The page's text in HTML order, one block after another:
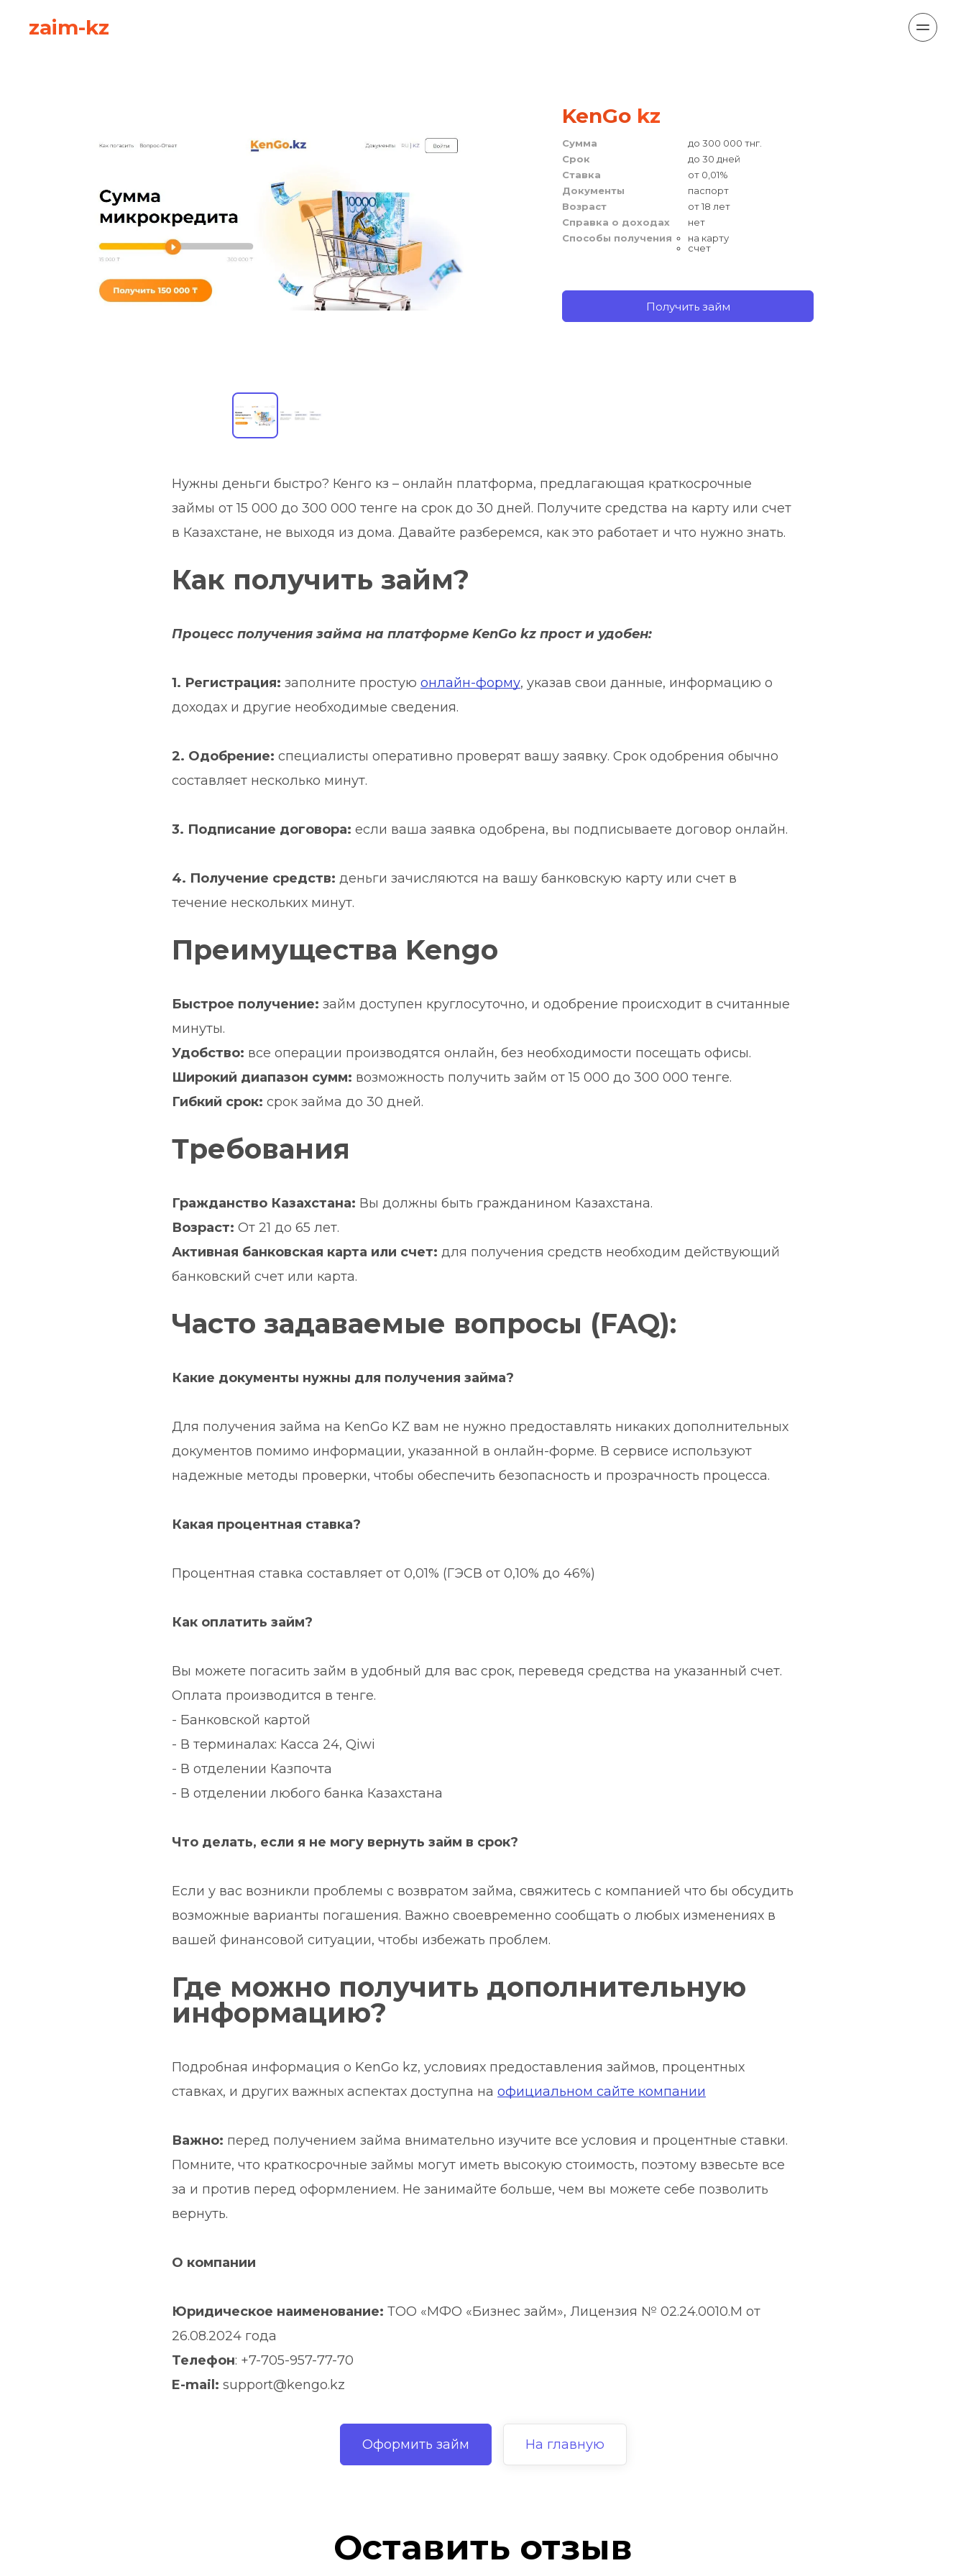
zaim-kz
KenGo kz
Сумма
до 300 000 тнг.
Срок
до 30 дней
Ставка
от 0,01%
Документы
паспорт
Возраст
от 18 лет
Справка о доходах
нет
Способы получения
на карту
счет
Получить займ
Нужны деньги быстро? Кенго кз – онлайн платформа, предлагающая краткосрочные
займы от 15 000 до 300 000 тенге на срок до 30 дней. Получите средства на карту или счет
в Казахстане, не выходя из дома. Давайте разберемся, как это работает и что нужно знать.
Как получить займ?
Процесс получения займа на платформе KenGo kz прост и удобен:
1. Регистрация: заполните простую онлайн-форму, указав свои данные, информацию о
доходах и другие необходимые сведения.
2. Одобрение: cпециалисты оперативно проверят вашу заявку. Срок одобрения обычно
составляет несколько минут.
3. Подписание договора: если ваша заявка одобрена, вы подписываете договор онлайн.
4. Получение средств: деньги зачисляются на вашу банковскую карту или счет в
течение нескольких минут.
Преимущества Kengo
Быстрое получение: займ доступен круглосуточно, и одобрение происходит в считанные
минуты.
Удобство: все операции производятся онлайн, без необходимости посещать офисы.
Широкий диапазон сумм: возможность получить займ от 15 000 до 300 000 тенге.
Гибкий срок: срок займа до 30 дней.
Требования
Гражданство Казахстана: Вы должны быть гражданином Казахстана.
Возраст: От 21 до 65 лет.
Активная банковская карта или счет: для получения средств необходим действующий
банковский счет или карта.
Часто задаваемые вопросы (FAQ):
Какие документы нужны для получения займа?
Для получения займа на KenGo KZ вам не нужно предоставлять никаких дополнительных
документов помимо информации, указанной в онлайн-форме. В сервисе используют
надежные методы проверки, чтобы обеспечить безопасность и прозрачность процесса.
Какая процентная ставка?
Процентная ставка составляет от 0,01% (ГЭСВ от 0,10% до 46%)
Как оплатить займ?
Вы можете погасить займ в удобный для вас срок, переведя средства на указанный счет.
Оплата производится в тенге.
- Банковской картой
- В терминалах: Касса 24, Qiwi
- В отделении Казпочта
- В отделении любого банка Казахстана
Что делать, если я не могу вернуть займ в срок?
Если у вас возникли проблемы с возвратом займа, свяжитесь с компанией что бы обсудить
возможные варианты погашения. Важно своевременно сообщать о любых изменениях в
вашей финансовой ситуации, чтобы избежать проблем.
Где можно получить дополнительную
информацию?
Подробная информация о KenGo kz, условиях предоставления займов, процентных
ставках, и других важных аспектах доступна на официальном сайте компании
Важно: перед получением займа внимательно изучите все условия и процентные ставки.
Помните, что краткосрочные займы могут иметь высокую стоимость, поэтому взвесьте все
за и против перед оформлением. Не занимайте больше, чем вы можете себе позволить
вернуть.
О компании
Юридическое наименование: ТОО «МФО «Бизнес займ», Лицензия № 02.24.0010.М от
26.08.2024 года
Телефон: +7-705-957-77-70
E-mail: support@kengo.kz
Оформить займ На главную
Оставить отзыв